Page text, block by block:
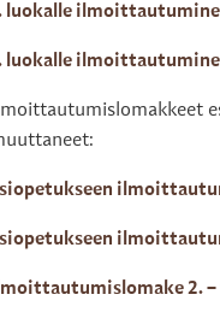
luokalle
luokalle
2.